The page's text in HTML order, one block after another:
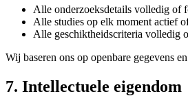
Alle onderzoeksdetails volledig of
Alle studies op elk moment actief
Alle geschiktheidscriteria volledig
Wij baseren ons op openbare gegevens
7. Intellectuele eigendom